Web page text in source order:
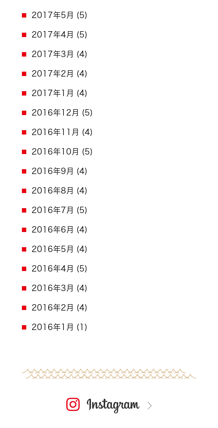
2017年5月 (5)
2017年4月 (5)
2017年3月 (4)
2017年2月 (4)
2017年1月 (4)
2016年12月 (5)
2016年11月 (4)
2016年10月 (5)
2016年9月 (4)
2016年8月 (4)
2016年7月 (5)
2016年6月 (4)
2016年5月 (4)
2016年4月 (5)
2016年3月 (4)
2016年2月 (4)
2016年1月 (1)